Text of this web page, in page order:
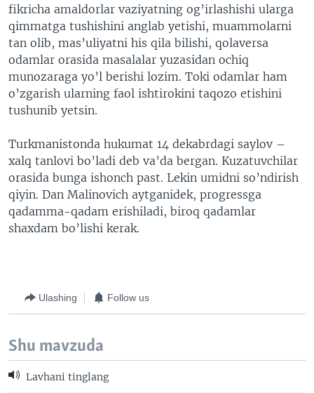
fikricha amaldorlar vaziyatning og’irlashishi ularga
qimmatga tushishini anglab yetishi, muammolarni
tan olib, mas’uliyatni his qila bilishi, qolaversa
odamlar orasida masalalar yuzasidan ochiq
munozaraga yo’l berishi lozim. Toki odamlar ham
o’zgarish ularning faol ishtirokini taqozo etishini
tushunib yetsin.
Turkmanistonda hukumat 14 dekabrdagi saylov –
xalq tanlovi bo’ladi deb va’da bergan. Kuzatuvchilar
orasida bunga ishonch past. Lekin umidni so’ndirish
qiyin. Dan Malinovich aytganidek, progressga
qadamma-qadam erishiladi, biroq qadamlar
shaxdam bo’lishi kerak.
Ulashing Follow us
Shu mavzuda
Lavhani tinglang